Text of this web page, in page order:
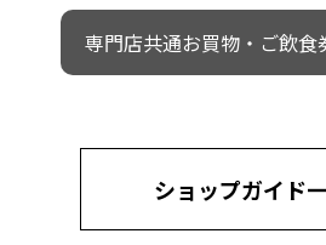
専門店共通お買物・ご飲
ショップガイド